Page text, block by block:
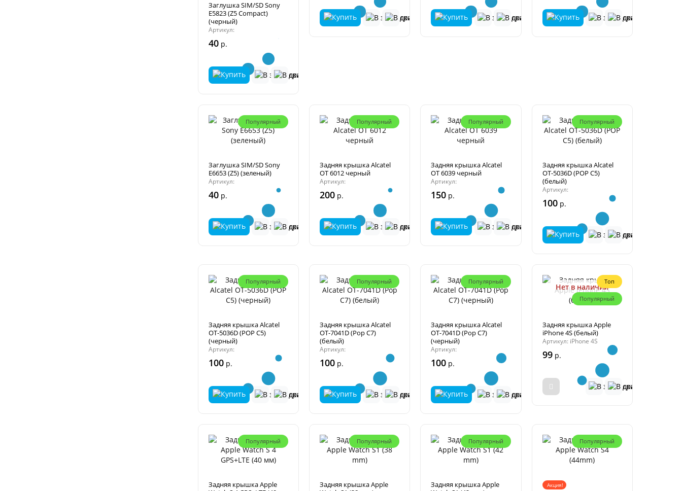
Заглушка SIM/SD Sony
E5823 (Z5 Compact)
(черный)
Артикул:
40р.
Популярный
Заглушка SIM/SD Sony
E6653 (Z5) (зеленый)
Артикул:
40р.
Популярный
Задняя крышка Alcatel
OT 6012 черный
Артикул:
200р.
Популярный
Задняя крышка Alcatel
OT 6039 черный
Артикул:
150 р.
Популярный
Задняя крышка Alcatel
OT-5036D (POP C5)
(белый)
Артикул:
100р.
Популярный
Задняя крышка Alcatel
OT-5036D (POP C5)
(черный)
Артикул:
100р.
Популярный
Задняя крышка Alcatel
OT-7041D (Pop C7)
(белый)
Артикул:
100р.
Популярный
Задняя крышка Alcatel
OT-7041D (Pop C7)
(черный)
Артикул:
100 р.
Топ
Популярный
Нет в наличии
Задняя крышка Apple
iPhone 4S (белый)
Артикул: iPhone 4S
99р.
Популярный
Задняя крышка Apple
Популярный
Задняя крышка Apple
Популярный
Задняя крышка Apple
Популярный
Акция!